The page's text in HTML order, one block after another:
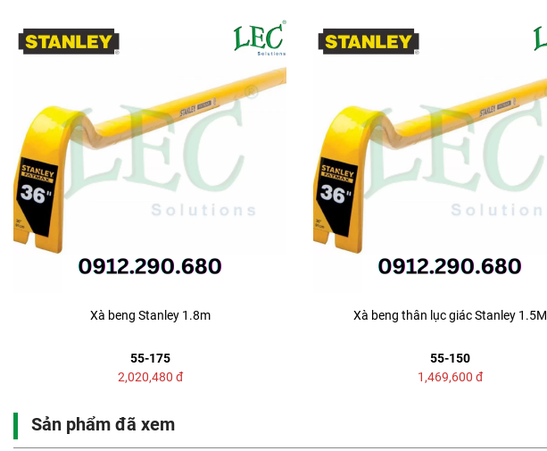
Xà beng Stanley 1.8m
55-175
2,020,480 đ
Xà beng thân lục giác Stanley 1.5M
55-150
1,469,600 đ
Sản phẩm đã xem